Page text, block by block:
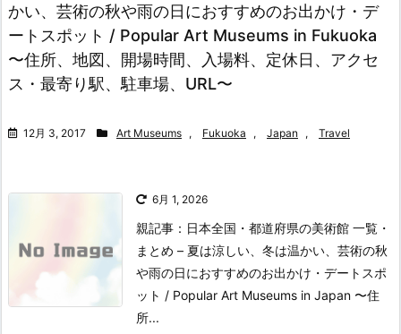
かい、芸術の秋や雨の日におすすめのお出かけ・デ
ートスポット / Popular Art Museums in Fukuoka
〜住所、地図、開場時間、入場料、定休日、アクセ
ス・最寄り駅、駐車場、URL〜
12月 3, 2017 Art Museums , Fukuoka , Japan , Travel
6月 1, 2026
親記事：日本全国・都道府県の美術館 一覧・
まとめ – 夏は涼しい、冬は温かい、芸術の秋
や雨の日におすすめのお出かけ・デートスポ
ット / Popular Art Museums in Japan 〜住
所...